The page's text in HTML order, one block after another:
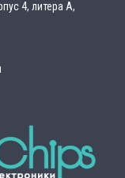
4, литера А,